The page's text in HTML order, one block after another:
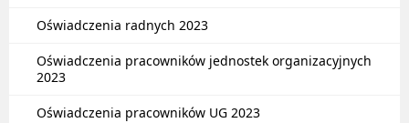
Oświadczenia radnych 2023
Oświadczenia pracowników jednostek organizacyjnych
2023
Oświadczenia pracowników UG 2023